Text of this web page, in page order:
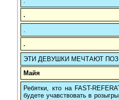
.
.
ЭТИ ДЕВУШКИ МЕЧТАЮТ
Майя
Ребятки, кто на FAST-
будете учавствовать в